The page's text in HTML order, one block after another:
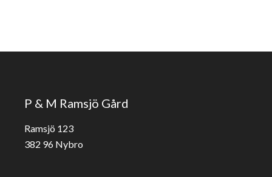
P & M Ramsjö Gård
Ramsjö 123
382 96 Nybro